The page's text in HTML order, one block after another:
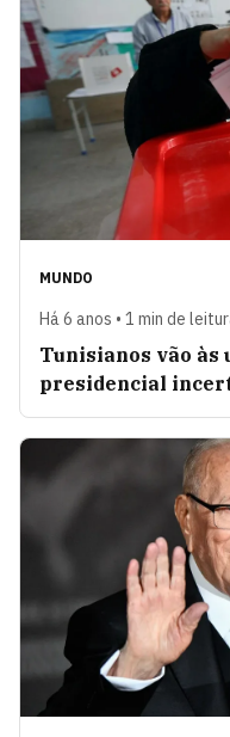
MUNDO
Há 6 anos • 1 min de
Tunisianos vão às
presidencial